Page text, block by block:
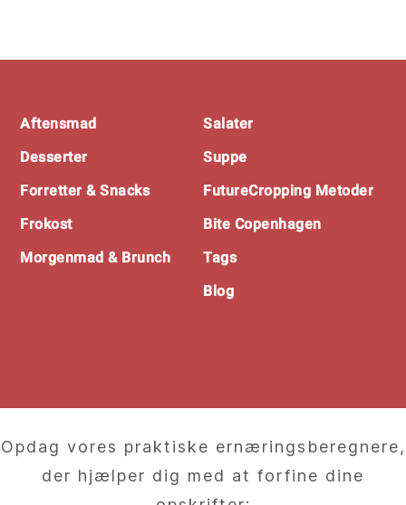
Footer
Aftensmad
Desserter
Forretter & Snacks
Frokost
Morgenmad & Brunch
Salater
Suppe
FutureCropping Metoder
Bite Copenhagen
Tags
Blog
Opdag vores praktiske ernæringsberegnere,
der hjælper dig med at forfine dine